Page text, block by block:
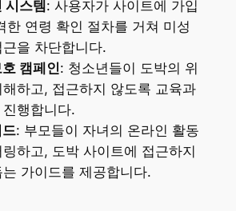
시스템: 사용자가 사이트에 가입
한 연령 확인 절차를 거쳐 미성
근을 차단합니다.
캠페인: 청소년들이 도박의 위
하고, 접근하지 않도록 교육과
행합니다.
: 부모들이 자녀의 온라인 활동
하고, 도박 사이트에 접근하지
가이드를 제공합니다.